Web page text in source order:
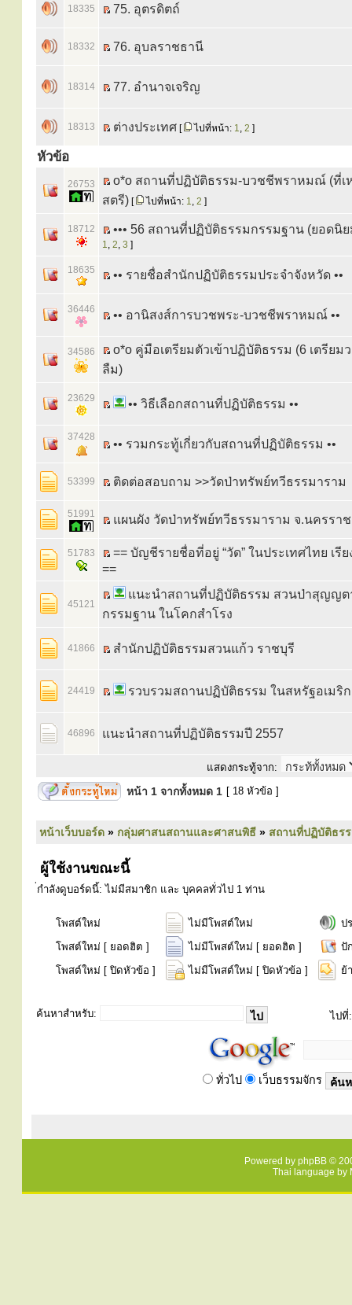
18335 75. อุตรดิตถ์
18332 76. อุบลราชธานี
18314 77. อำนาจเจริญ
18313 ต่างประเทศ [ ไปที่หน้า: 1, 2 ]
หัวข้อ
26753
o*o สถานที่ปฏิบัติธรรม-บวชชีพราหมณ์ (ที่เ
สตรี) [ ไปที่หน้า: 1, 2 ]
18712 ••• 56 สถานที่ปฏิบัติธรรมกรรมฐาน (ยอดนิ
1, 2, 3 ]
18635 •• รายชื่อสำนักปฏิบัติธรรมประจำจังหวัด ••
36446 •• อานิสงส์การบวชพระ-บวชชีพราหมณ์ ••
34586
o*o คู่มือเตรียมตัวเข้าปฏิบัติธรรม (6 เตรียม
ลืม)
23629 •• วิธีเลือกสถานที่ปฏิบัติธรรม ••
37428
•• รวมกระทู้เกี่ยวกับสถานที่ปฏิบัติธรรม ••
53399 ติดต่อสอบถาม >>วัดป่าทรัพย์ทวีธรรมาราม
51991 แผนผัง วัดป่าทรัพย์ทวีธรรมาราม จ.นครรา
51783
== บัญชีรายชื่อที่อยู่ “วัด” ในประเทศไทย เรี
==
45121
แนะนำสถานที่ปฏิบัติธรรม สวนป่าสุญญต
กรรมฐาน ในโคกสำโรง
41866 สำนักปฏิบัติธรรมสวนแก้ว ราชบุรี
24419 รวบรวมสถานปฏิบัติธรรม ในสหรัฐอเมริ
46896 แนะนำสถานที่ปฏิบัติธรรมปี 2557
แสดงกระทู้จาก:
หน้า 1 จากทั้งหมด 1 [ 18 หัวข้อ ]
หน้าเว็บบอร์ด » กลุ่มศาสนสถานและศาสนพิธี » สถานที่ปฏิบัติธร
ผู้ใช้งานขณะนี้
่กำลังดูบอร์ดนี้: ไม่มีสมาชิก และ บุคคลทั่วไป 1 ท่าน
โพสต์ใหม่ ไม่มีโพสต์ใหม่
ป
โพสต์ใหม่ [ ยอดฮิต ]
ไม่มีโพสต์ใหม่ [ ยอดฮิต ]
ปั
โพสต์ใหม่ [ ปิดหัวข้อ ]
ไม่มีโพสต์ใหม่ [ ปิดหัวข้อ ] ย้
ค้นหาสำหรับ: ไปที่:
ทั่วไป เว็บธรรมจักร
Powered by phpBB ©
Thai language by